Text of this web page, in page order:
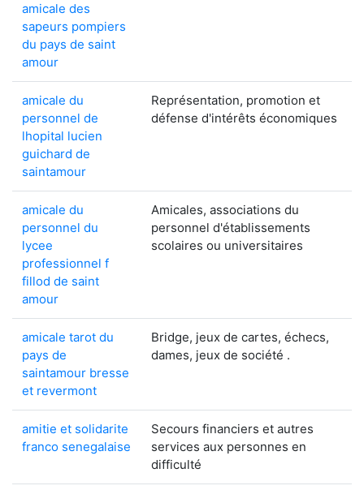
amicale des
sapeurs pompiers
du pays de saint
amour
amicale du
personnel de
lhopital lucien
guichard de
saintamour
Représentation, promotion et
défense d'intérêts économiques
amicale du
personnel du
lycee
professionnel f
fillod de saint
amour
Amicales, associations du
personnel d'établissements
scolaires ou universitaires
amicale tarot du
pays de
saintamour bresse
et revermont
Bridge, jeux de cartes, échecs,
dames, jeux de société .
amitie et solidarite
franco senegalaise
Secours financiers et autres
services aux personnes en
difficulté